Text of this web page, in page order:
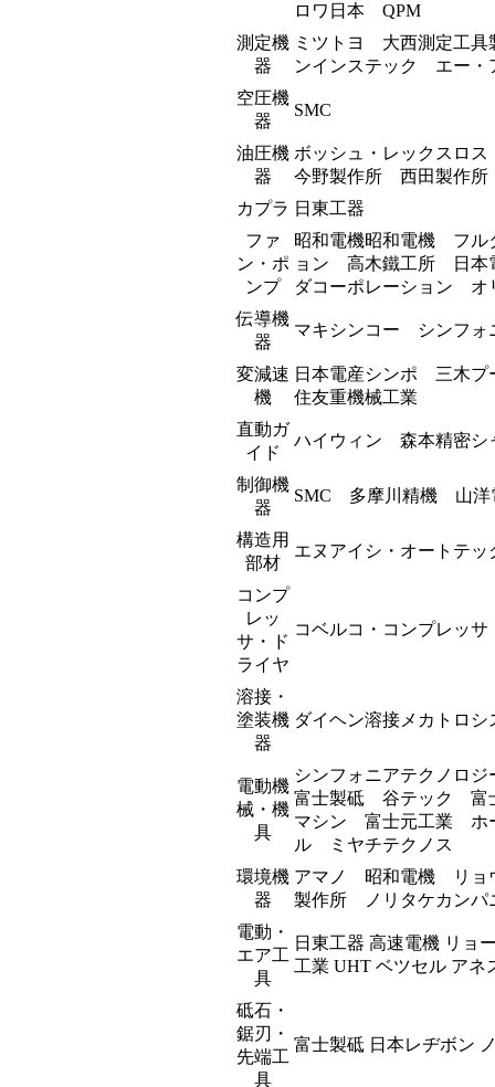
ロワ日本 QPM
測定機
器
ミツトヨ 大西測定工
ンインステック エー
空圧機
器
SMC
油圧機
器
ボッシュ・レックス
今野製作所 西田製作
カプラ 日東工器
ファ
ン・ポ
ンプ
昭和電機昭和電機 フ
ョン 高木鐵工所 日
ダコーポレーション オ
伝導機
器
マキシンコー シンフ
変減速
機
日本電産シンポ 三木
住友重機械工業
直動ガ
イド
ハイウィン 森本精密シ
制御機
器
SMC 多摩川精機 山洋
構造用
部材
エヌアイシ・オートテ
コンプ
レッ
サ・ド
ライヤ
コベルコ・コンプレッ
溶接・
塗装機
器
ダイヘン溶接メカトロ
電動機
械・機
具
シンフォニアテクノ
富士製砥 谷テック 富
マシン 富士元工業 ホ
ル ミヤチテクノス
環境機
器
アマノ 昭和電機 リョ
製作所 ノリタケカン
電動・
エア工
具
日東工器 高速電機 リョ
工業 UHT ベツセル アネ
砥石・
鋸刃・
先端工
具
富士製砥 日本レヂボン